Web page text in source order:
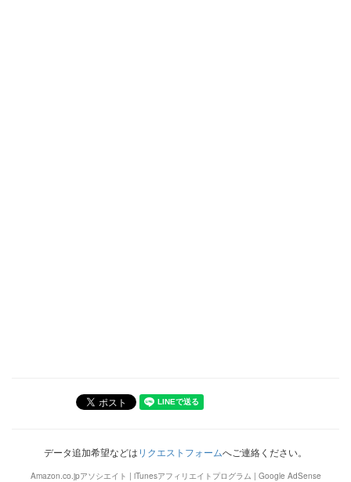
データ追加希望などはリクエストフォームへご連絡ください。
Amazon.co.jpアソシエイト | iTunesアフィリエイトプログラム | Google AdSense